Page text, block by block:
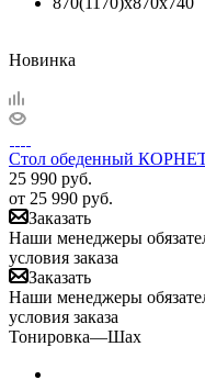
Новинка
Стол обеденный
25 990 руб.
от 25 990 руб.
Заказать
Наши менеджеры
условия заказа
Заказать
Наши менеджеры
условия заказа
Тонировка—Шах